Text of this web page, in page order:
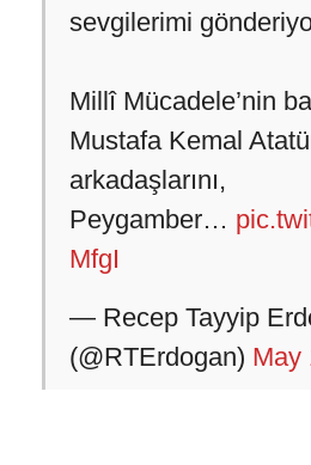
sevgilerimi
Millî Mücadele’nin
Mustafa Kemal
arkadaşlarını,
Peygamber…
MfgI
— Recep Tayyip
(@RTErdogan) May